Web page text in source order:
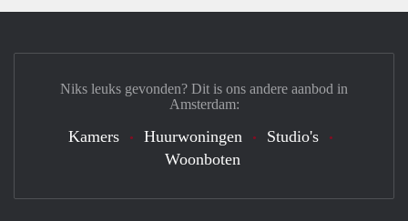
Niks leuks gevonden? Dit is ons andere aanbod in
Amsterdam:
Kamers Huurwoningen
Studio's
Woonboten